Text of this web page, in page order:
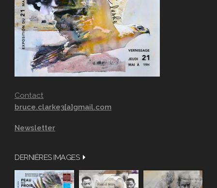
Contact
bruce.clarke3[a]gmail.com
Newsletter
DERNIÈRES IMAGES